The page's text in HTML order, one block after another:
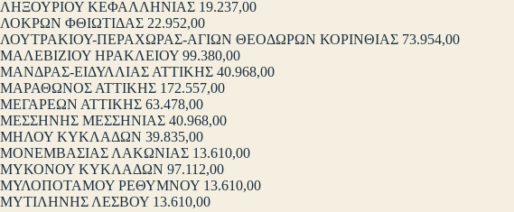
ΛΗΞΟΥΡΙΟΥ ΚΕΦΑΛΛΗΝΙΑΣ 19.237,00
ΛΟΚΡΩΝ ΦΘΙΩΤΙΔΑΣ 22.952,00
ΛΟΥΤΡΑΚΙΟΥ-ΠΕΡΑΧΩΡΑΣ-ΑΓΙΩΝ ΘΕΟΔΩΡΩΝ ΚΟΡΙΝΘΙΑΣ 73.954,00
ΜΑΛΕΒΙΖΙΟΥ ΗΡΑΚΛΕΙΟΥ 99.380,00
ΜΑΝΔΡΑΣ-ΕΙΔΥΛΛΙΑΣ ΑΤΤΙΚΗΣ 40.968,00
ΜΑΡΑΘΩΝΟΣ ΑΤΤΙΚΗΣ 172.557,00
ΜΕΓΑΡΕΩΝ ΑΤΤΙΚΗΣ 63.478,00
ΜΕΣΣΗΝΗΣ ΜΕΣΣΗΝΙΑΣ 40.968,00
ΜΗΛΟΥ ΚΥΚΛΑΔΩΝ 39.835,00
ΜΟΝΕΜΒΑΣΙΑΣ ΛΑΚΩΝΙΑΣ 13.610,00
ΜΥΚΟΝΟΥ ΚΥΚΛΑΔΩΝ 97.112,00
ΜΥΛΟΠΟΤΑΜΟΥ ΡΕΘΥΜΝΟΥ 13.610,00
ΜΥΤΙΛΗΝΗΣ ΛΕΣΒΟΥ 13.610,00